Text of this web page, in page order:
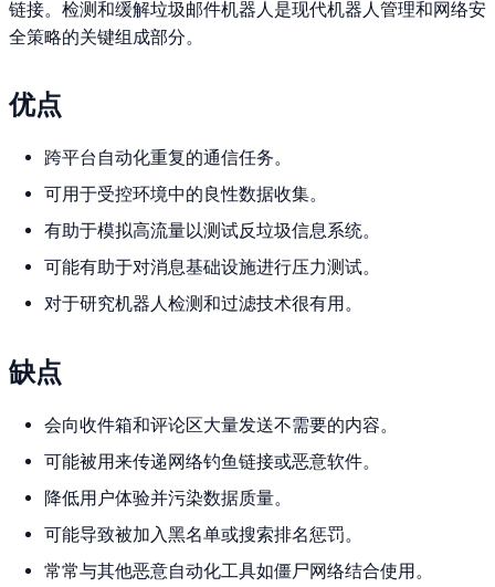
链接。检测和缓解垃圾邮件机器人是现代机器人管理和网络安
全策略的关键组成部分。
优点
跨平台自动化重复的通信任务。
可用于受控环境中的良性数据收集。
有助于模拟高流量以测试反垃圾信息系统。
可能有助于对消息基础设施进行压力测试。
对于研究机器人检测和过滤技术很有用。
缺点
会向收件箱和评论区大量发送不需要的内容。
可能被用来传递网络钓鱼链接或恶意软件。
降低用户体验并污染数据质量。
可能导致被加入黑名单或搜索排名惩罚。
常常与其他恶意自动化工具如僵尸网络结合使用。